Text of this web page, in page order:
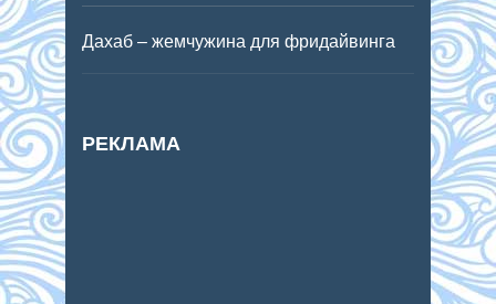
Дахаб – жемчужина для фридайвинга
РЕКЛАМА